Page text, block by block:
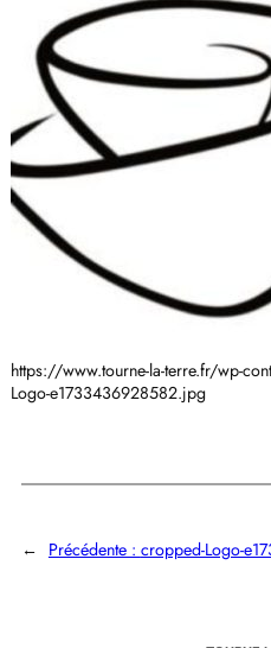
https://www.tourne-la-terre.fr/wp-
Logo-e1733436928582.jpg
← Précédente : cropped-Logo-